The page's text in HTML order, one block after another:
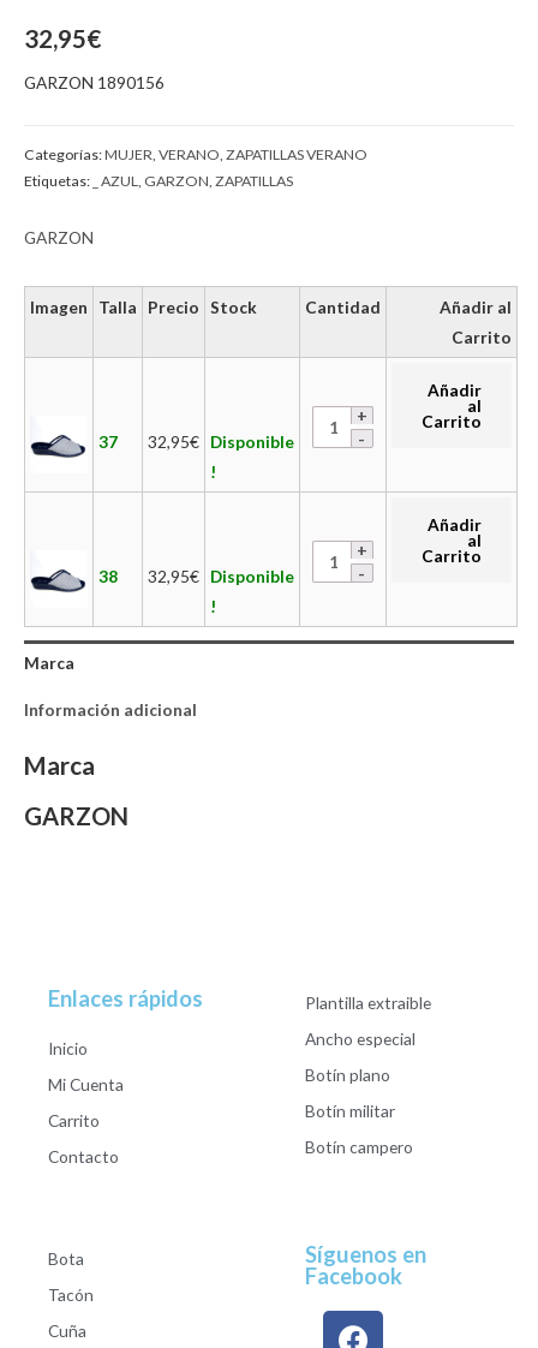
32,95€
GARZON 1890156
Categorías:MUJER VERANO ZAPATILLAS VERANO
Etiquetas: _ AZUL GARZON ZAPATILLAS
GARZON
Imagen Talla Precio Stock Cantidad
Añadir al
Carrito
37 32,95€ Disponible
!
Añadir
al
Carrito
38 32,95€ Disponible
!
Añadir
al
Carrito
Marca
Información adicional
Marca
GARZON
Enlaces rápidos
Inicio
Mi Cuenta
Carrito
Contacto
Plantilla extraible
Ancho especial
Botín plano
Botín militar
Botín campero
Bota
Tacón
Cuña
Síguenos en
Facebook